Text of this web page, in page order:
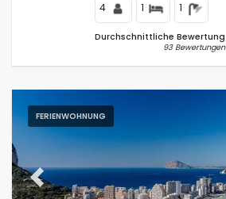
4 1 1
Durchschnittliche Bewertung
93 Bewertungen
FERIENWOHNUNG
Previous